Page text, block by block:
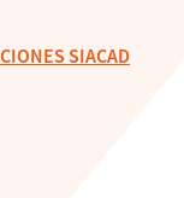
SIACAD